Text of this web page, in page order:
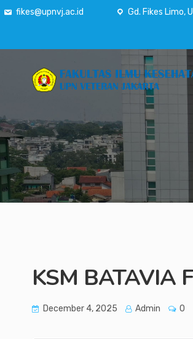
fikes@upnvj.ac.id Gd. Fikes Limo,
KSM BATAVIA
December 4, 2025 Admin 0